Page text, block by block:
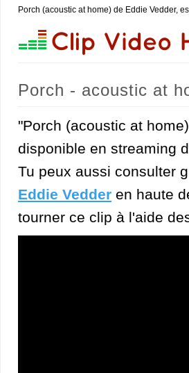
Porch (acoustic at home) de Eddie Vedder,
Porch - acoustic at
"Porch (acoustic at
disponible en streaming
Tu peux aussi consulter
Eddie Vedder en haute
tourner ce clip à l'aide